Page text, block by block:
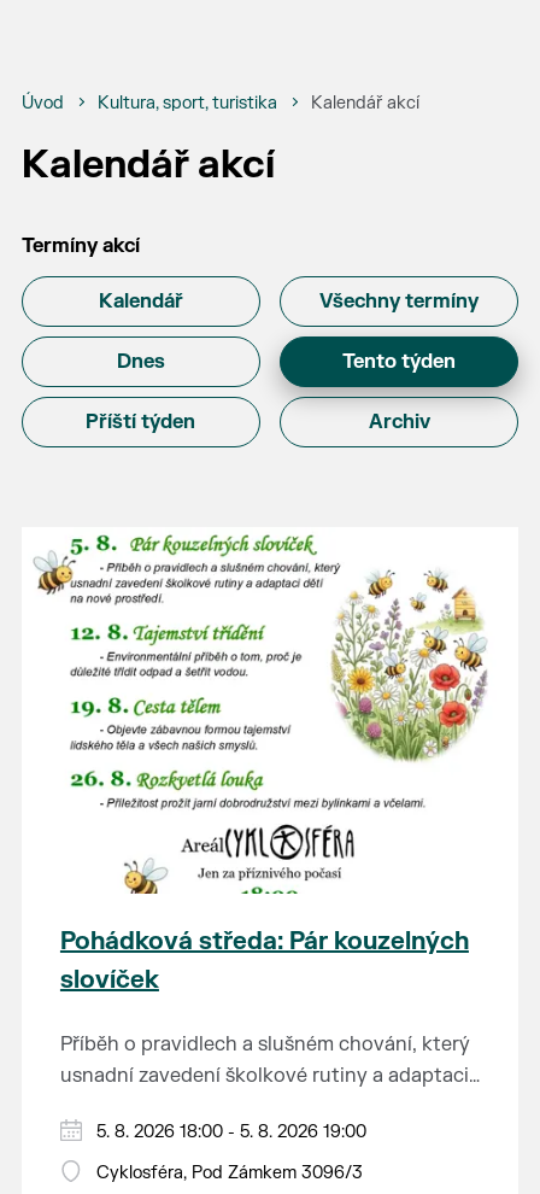
Úvod Kultura, sport, turistika Kalendář akcí
Kalendář akcí
Termíny akcí
Kalendář Všechny termíny
Dnes Tento týden
Příští týden Archiv
Pohádková středa: Pár kouzelných
slovíček
Příběh o pravidlech a slušném chování, který
usnadní zavedení školkové rutiny a adaptaci
Hraje se jen za příznivého počasí.
Vstupné dobrovolné.
5. 8. 2026 18:00 - 5. 8. 2026 19:00
Cyklosféra, Pod Zámkem 3096/3